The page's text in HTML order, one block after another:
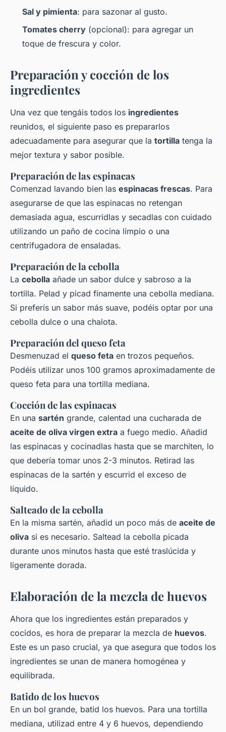
Sal y pimienta: para sazonar al gusto.
Tomates cherry (opcional): para agregar un
toque de frescura y color.
Preparación y cocción de los
ingredientes
Una vez que tengáis todos los ingredientes
reunidos, el siguiente paso es prepararlos
adecuadamente para asegurar que la tortilla tenga la
mejor textura y sabor posible.
Preparación de las espinacas
Comenzad lavando bien las espinacas frescas. Para
asegurarse de que las espinacas no retengan
demasiada agua, escurridlas y secadlas con cuidado
utilizando un paño de cocina limpio o una
centrifugadora de ensaladas.
Preparación de la cebolla
La cebolla añade un sabor dulce y sabroso a la
tortilla. Pelad y picad finamente una cebolla mediana.
Si preferís un sabor más suave, podéis optar por una
cebolla dulce o una chalota.
Preparación del queso feta
Desmenuzad el queso feta en trozos pequeños.
Podéis utilizar unos 100 gramos aproximadamente de
queso feta para una tortilla mediana.
Cocción de las espinacas
En una sartén grande, calentad una cucharada de
aceite de oliva virgen extra a fuego medio. Añadid
las espinacas y cocinadlas hasta que se marchiten, lo
que debería tomar unos 2-3 minutos. Retirad las
espinacas de la sartén y escurrid el exceso de
líquido.
Salteado de la cebolla
En la misma sartén, añadid un poco más de aceite de
oliva si es necesario. Saltead la cebolla picada
durante unos minutos hasta que esté traslúcida y
ligeramente dorada.
Elaboración de la mezcla de huevos
Ahora que los ingredientes están preparados y
cocidos, es hora de preparar la mezcla de huevos.
Este es un paso crucial, ya que asegura que todos los
ingredientes se unan de manera homogénea y
equilibrada.
Batido de los huevos
En un bol grande, batid los huevos. Para una tortilla
mediana, utilizad entre 4 y 6 huevos, dependiendo